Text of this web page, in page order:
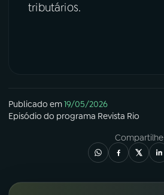
tributários.
Publicado em19/05/2026
Episódio do programa Revista Rio
Compartilhe